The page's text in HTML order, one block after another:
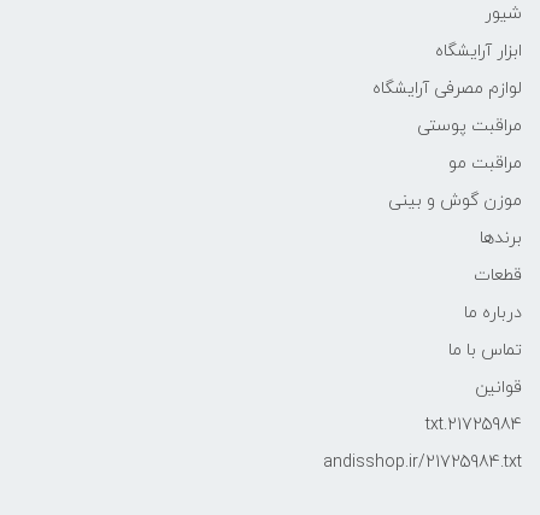
شیور
ابزار آرایشگاه
لوازم مصرفی آرایشگاه
مراقبت پوستی
مراقبت مو
موزن گوش و بینی
برندها
قطعات
درباره ما
تماس با ما
قوانین
21725984.txt
andisshop.ir/21725984.txt